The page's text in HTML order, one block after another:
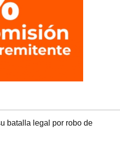
batalla legal por robo de